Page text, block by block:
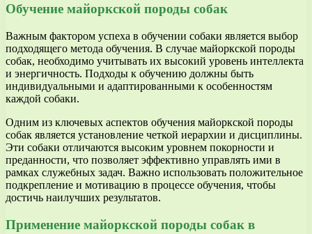
Обучение майоркской породы собак
Важным фактором успеха в обучении собаки является выбор
подходящего метода обучения. В случае майоркской породы
собак, необходимо учитывать их высокий уровень интеллекта
и энергичность. Подходы к обучению должны быть
индивидуальными и адаптированными к особенностям
каждой собаки.
Одним из ключевых аспектов обучения майоркской породы
собак является установление четкой иерархии и дисциплины.
Эти собаки отличаются высоким уровнем покорности и
преданности, что позволяет эффективно управлять ими в
рамках служебных задач. Важно использовать положительное
подкрепление и мотивацию в процессе обучения, чтобы
достичь наилучших результатов.
Применение майоркской породы собак в